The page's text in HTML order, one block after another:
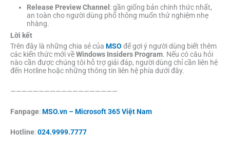
Release Preview Channel : gần giống bản chính thức nhất,
an toàn cho người dùng phổ thông muốn thử nghiệm nhẹ
nhàng.
Lời kết
Trên đây là những chia sẻ của MSO để gợi ý người dùng biết thêm
các kiến thức mới vềWindows Insiders Program. Nếu có câu hỏi
nào cần được chúng tôi hỗ trợ giải đáp, người dùng chỉ cần liên hệ
đến Hotline hoặc những thông tin liên hệ phía dưới đây.
———————————————————
Fanpage:MSO.vn – Microsoft 365 Việt Nam
Hotline:024.9999.7777